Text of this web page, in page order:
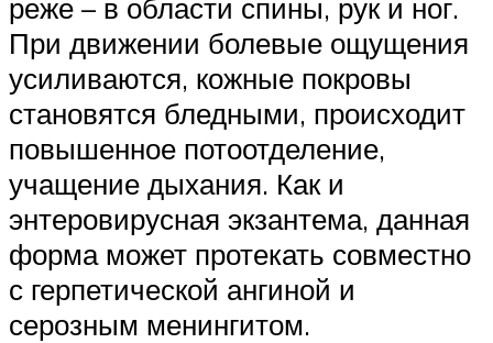
реже – в области спины, рук и ног.
При движении болевые ощущения
усиливаются, кожные покровы
становятся бледными, происходит
повышенное потоотделение,
учащение дыхания. Как и
энтеровирусная экзантема, данная
форма может протекать совместно
с герпетической ангиной и
серозным менингитом.